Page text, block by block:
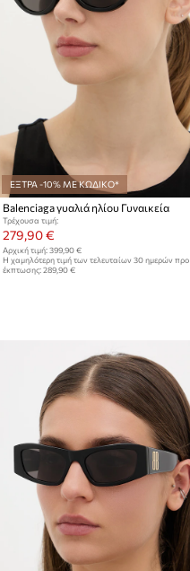
ΕΞΤΡΑ -10% ΜΕ ΚΩΔΙΚΟ*
Balenciaga γυαλιά ηλίου Γυναικεία
Τρέχουσα τιμή:
279,90 €
Αρχική τιμή: 399,90 €
Η χαμηλότερη τιμή των τελευταίων 30 ημερών προ
έκπτωσης: 289,90 €